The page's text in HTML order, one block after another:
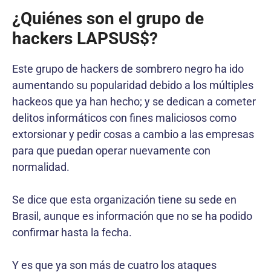
¿Quiénes son el grupo de
hackers LAPSUS$?
Este grupo de hackers de sombrero negro ha ido
aumentando su popularidad debido a los múltiples
hackeos que ya han hecho; y se dedican a cometer
delitos informáticos con fines maliciosos como
extorsionar y pedir cosas a cambio a las empresas
para que puedan operar nuevamente con
normalidad.
Se dice que esta organización tiene su sede en
Brasil, aunque es información que no se ha podido
confirmar hasta la fecha.
Y es que ya son más de cuatro los ataques